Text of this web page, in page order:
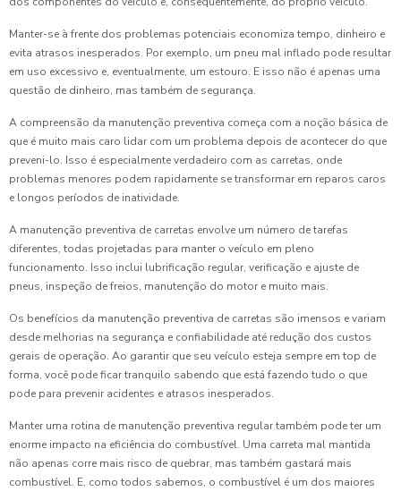
Manter-se à frente dos problemas potenciais economiza tempo, dinheiro e
evita atrasos inesperados. Por exemplo, um pneu mal inflado pode resultar
em uso excessivo e, eventualmente, um estouro. E isso não é apenas uma
questão de dinheiro, mas também de segurança.
A compreensão da manutenção preventiva começa com a noção básica de
que é muito mais caro lidar com um problema depois de acontecer do que
preveni-lo. Isso é especialmente verdadeiro com as carretas, onde
problemas menores podem rapidamente se transformar em reparos caros
e longos períodos de inatividade.
A manutenção preventiva de carretas envolve um número de tarefas
diferentes, todas projetadas para manter o veículo em pleno
funcionamento. Isso inclui lubrificação regular, verificação e ajuste de
pneus, inspeção de freios, manutenção do motor e muito mais.
Os benefícios da manutenção preventiva de carretas são imensos e variam
desde melhorias na segurança e confiabilidade até redução dos custos
gerais de operação. Ao garantir que seu veículo esteja sempre em top de
forma, você pode ficar tranquilo sabendo que está fazendo tudo o que
pode para prevenir acidentes e atrasos inesperados.
Manter uma rotina de manutenção preventiva regular também pode ter um
enorme impacto na eficiência do combustível. Uma carreta mal mantida
não apenas corre mais risco de quebrar, mas também gastará mais
combustível. E, como todos sabemos, o combustível é um dos maiores